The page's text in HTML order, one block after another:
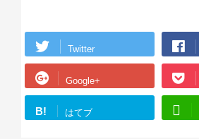
Twitter
Google+
B! はてブ